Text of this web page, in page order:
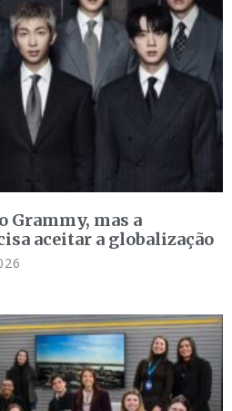
Grammy, mas a
aceitar a globalização